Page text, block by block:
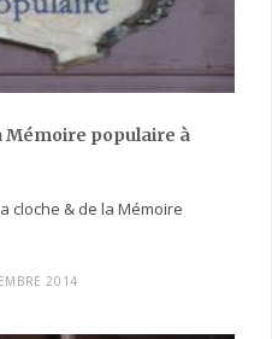
Mémoire populaire à
cloche & de la Mémoire
2014